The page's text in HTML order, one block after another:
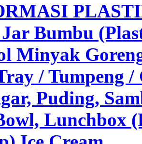
Bumbu
Minyak
/ Tumpeng /
Puding,
Lunchbox